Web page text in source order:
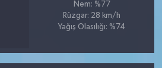
Nem: %77
Rüzgar: 28 km/h
Yağış Olasılığı: %74